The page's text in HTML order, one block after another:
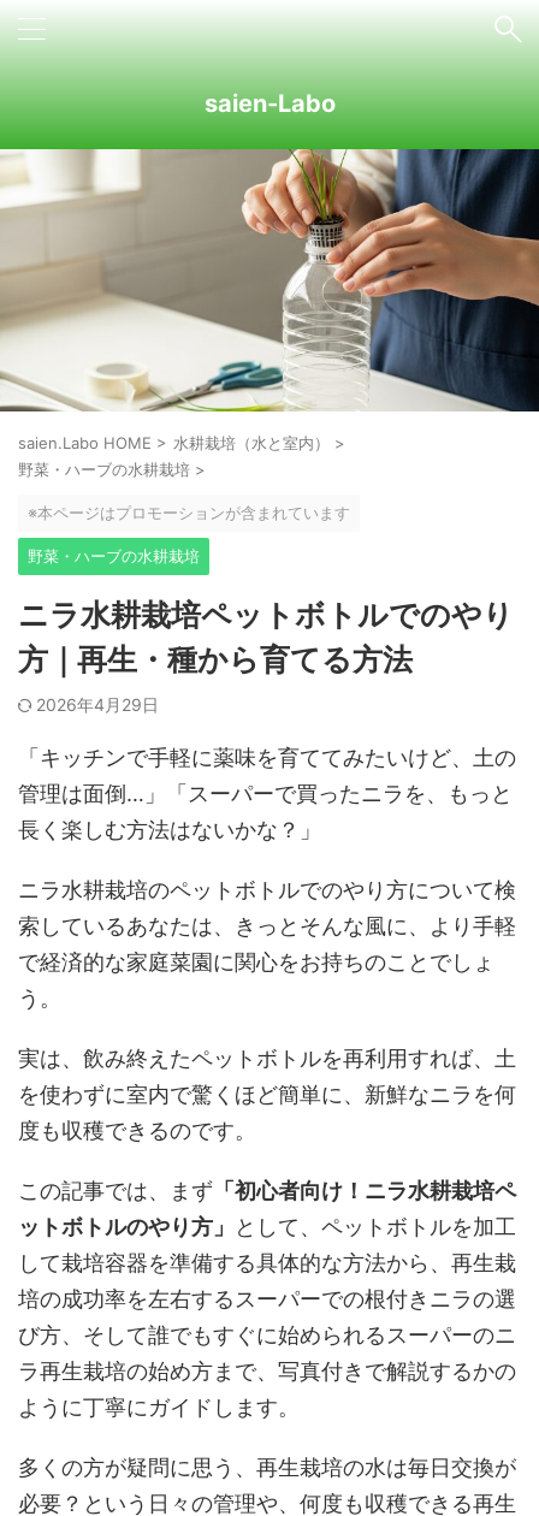
saien-Labo
saien.Labo HOME > 水耕栽培（水と室内）
>
野菜・ハーブの水耕栽培 >
※本ページはプロモーションが含まれています
野菜・ハーブの水耕栽培
ニラ水耕栽培ペットボトルでのやり
方｜再生・種から育てる方法
2026年4月29日
「キッチンで手軽に薬味を育ててみたいけど、土の
管理は面倒…」「スーパーで買ったニラを、もっと
長く楽しむ方法はないかな？」
ニラ水耕栽培のペットボトルでのやり方について検
索しているあなたは、きっとそんな風に、より手軽
で経済的な家庭菜園に関心をお持ちのことでしょ
う。
実は、飲み終えたペットボトルを再利用すれば、土
を使わずに室内で驚くほど簡単に、新鮮なニラを何
度も収穫できるのです。
この記事では、まず 「初心者向け！ニラ水耕栽培ペ
ットボトルのやり方」
として、ペットボトルを加工
して栽培容器を準備する具体的な方法から、再生栽
培の成功率を左右するスーパーでの根付きニラの選
び方、そして誰でもすぐに始められるスーパーのニ
ラ再生栽培の始め方まで、写真付きで解説するかの
ように丁寧にガイドします。
多くの方が疑問に思う、再生栽培の水は毎日交換が
必要？という日々の管理や、何度も収穫できる再生